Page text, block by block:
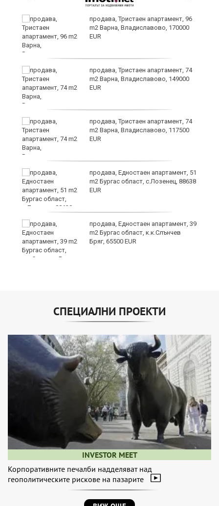
продава, Тристаен апартамент, 96
m2 Варна, Владиславово, 170000
EUR
продава, Тристаен апартамент, 74
m2 Варна, Владиславово, 149000
EUR
продава, Тристаен апартамент, 74
m2 Варна, Владиславово, 117500
EUR
продава, Едностаен апартамент, 51
m2 Бургас област, с.Лозенец, 88638
EUR
продава, Едностаен апартамент, 39
m2 Бургас област, к.к.Слънчев
Бряг, 65500 EUR
СПЕЦИАЛНИ ПРОЕКТИ
INVESTOR MEET
Корпоративните печалби надделяват над
геополитическите рискове на пазарите